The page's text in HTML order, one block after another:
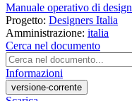
Manuale operativo di design
Progetto: Designers Italia
Amministrazione: italia
Cerca nel documento
Informazioni
versione-corrente